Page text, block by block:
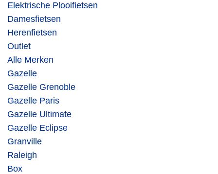
Elektrische Plooifietsen
Damesfietsen
Herenfietsen
Outlet
Alle Merken
Gazelle
Gazelle Grenoble
Gazelle Paris
Gazelle Ultimate
Gazelle Eclipse
Granville
Raleigh
Box